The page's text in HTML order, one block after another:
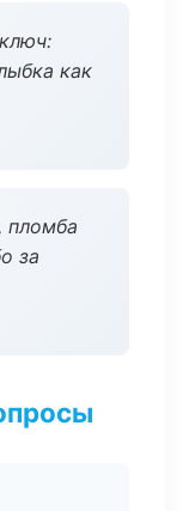
как
пломба
за